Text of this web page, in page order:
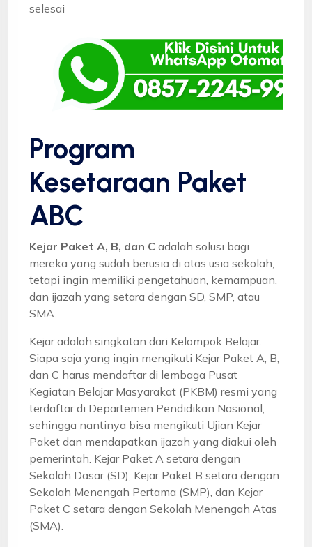
selesai
Program
Kesetaraan Paket
ABC
Kejar Paket A, B, dan C adalah solusi bagi
mereka yang sudah berusia di atas usia sekolah,
tetapi ingin memiliki pengetahuan, kemampuan,
dan ijazah yang setara dengan SD, SMP, atau
SMA.
Kejar adalah singkatan dari Kelompok Belajar.
Siapa saja yang ingin mengikuti Kejar Paket A, B,
dan C harus mendaftar di lembaga Pusat
Kegiatan Belajar Masyarakat (PKBM) resmi yang
terdaftar di Departemen Pendidikan Nasional,
sehingga nantinya bisa mengikuti Ujian Kejar
Paket dan mendapatkan ijazah yang diakui oleh
pemerintah. Kejar Paket A setara dengan
Sekolah Dasar (SD), Kejar Paket B setara dengan
Sekolah Menengah Pertama (SMP), dan Kejar
Paket C setara dengan Sekolah Menengah Atas
(SMA).